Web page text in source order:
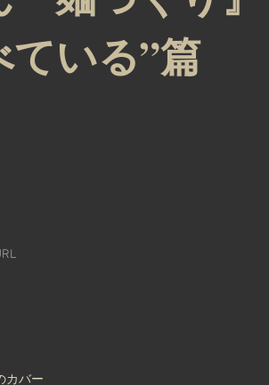
いる”篇
カバー